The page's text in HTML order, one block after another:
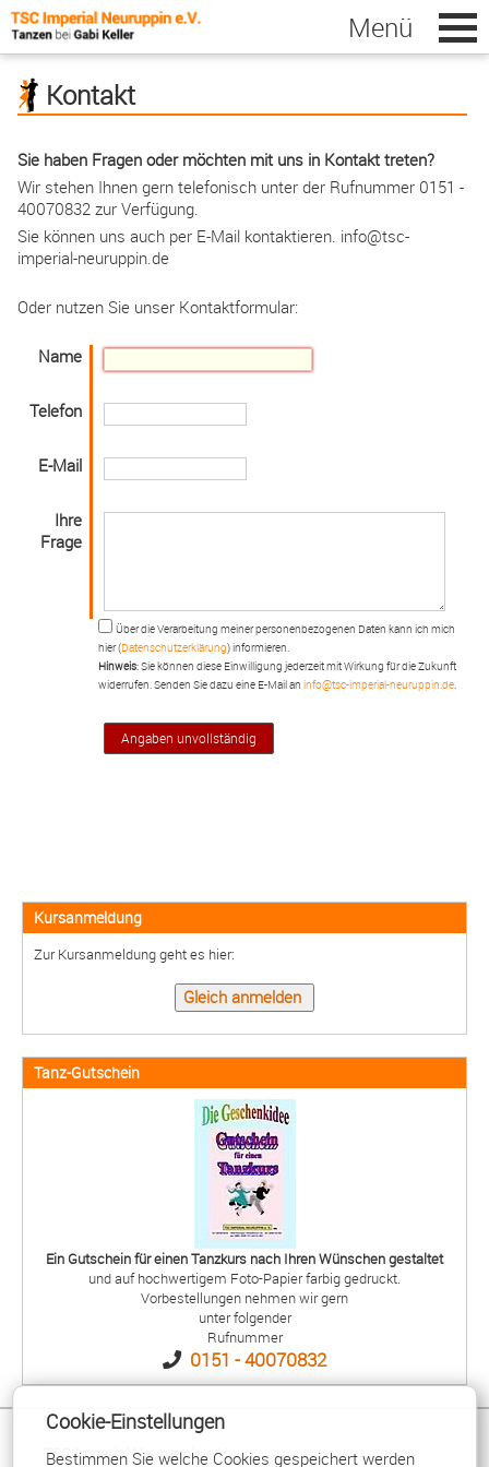
Home zurück
Kontakt
Satzung
Impressum
Kursanmeldung
TSC Imperial Neuruppin e.V.
Fehrbelliner Strasse 131
16816 Neuruppin • Deutschland
info@tsc-imperial-neuruppin.de
E-Mail Anrufen
Kontakt
Sie haben Fragen oder möchten mit uns in Kontakt treten?
Wir stehen Ihnen gern telefonisch unter der Rufnummer 0151 -
40070832 zur Verfügung.
Sie können uns auch per E-Mail kontaktieren. info@tsc-
imperial-neuruppin.de
Oder nutzen Sie unser Kontaktformular:
Name
Telefon
E-Mail
Ihre
Frage
Über die Verarbeitung meiner personenbezogenen Daten kann ich mich
hier (Datenschutzerklärung) informieren.
Hinweis: Sie können diese Einwilligung jederzeit mit Wirkung für die Zukunft
widerrufen. Senden Sie dazu eine E-Mail aninfo@tsc-imperial-neuruppin.de.
Kursanmeldung
Zur Kursanmeldung geht es hier:
Tanz-Gutschein
Ein Gutschein für einen Tanzkurs nach Ihren Wünschen gestaltet
und auf hochwertigem Foto-Papier farbig gedruckt.
Vorbestellungen nehmen wir gern
unter folgender
Rufnummer
0151 - 40070832
TSC Imperial Neuruppin e.V.
Cookie-Einstellungen
Bestimmen Sie welche Cookies gespeichert werden